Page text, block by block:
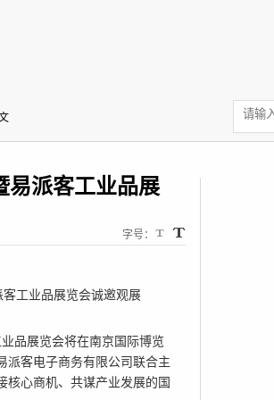
易派客工业品展
字号：
工业品展览会诚邀观展
品展览会将在南京国际博览
派客电子商务有限公司联合主
核心商机、共谋产业发展的国